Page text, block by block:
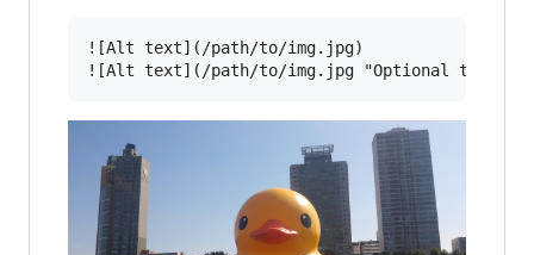
![Alt text](/path/to/img.jpg)